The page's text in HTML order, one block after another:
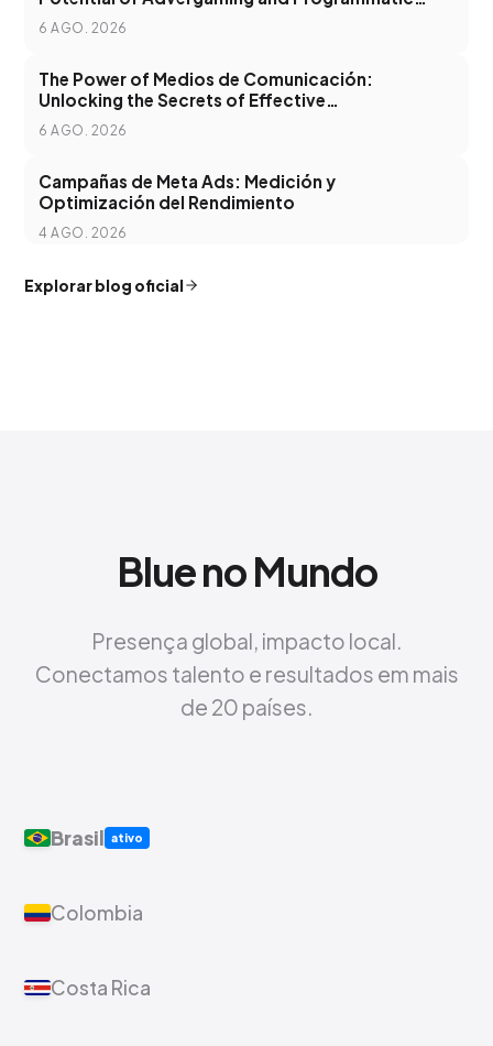
Advertising
6 AGO. 2026
The Power of Medios de Comunicación:
Unlocking the Secrets of Effective
Communication in the Digital Age
6 AGO. 2026
Campañas de Meta Ads: Medición y
Optimización del Rendimiento
4 AGO. 2026
Explorar blog oficial
Blue no Mundo
Presença global, impacto local.
Conectamos talento e resultados em mais
de 20 países.
Brasil ativo
Colombia
Costa Rica